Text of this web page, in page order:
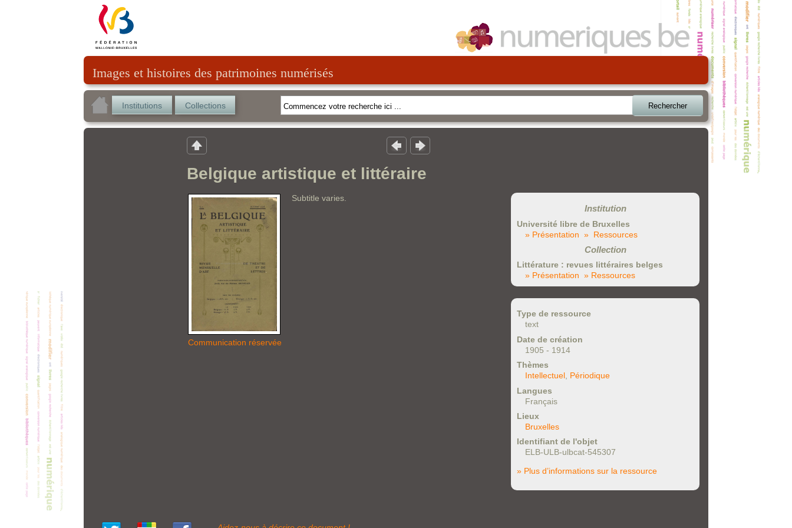
Images et histoires des patrimoines numérisés
Institutions Collections Rechercher
Belgique artistique et littéraire
Communication réservée
Subtitle varies.
Institution
Université libre de Bruxelles
» Présentation » Ressources
Collection
Littérature : revues littéraires belges
» Présentation » Ressources
Type de ressource
text
Date de création
1905 - 1914
Thèmes
Intellectuel, Périodique
Langues
Français
Lieux
Bruxelles
Identifiant de l'objet
ELB-ULB-ulbcat-545307
» Plus d’informations sur la ressource